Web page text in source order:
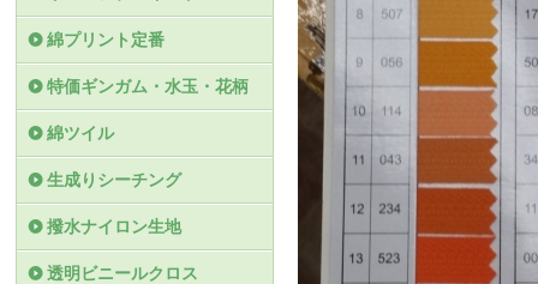
綿プリント定番
特価ギンガム・水玉・花柄
綿ツイル
生成りシーチング
撥水ナイロン生地
透明ビニールクロス